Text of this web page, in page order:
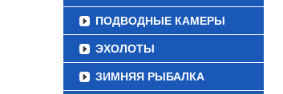
ПОДВОДНЫЕ КАМЕРЫ
ЭХОЛОТЫ
ЗИМНЯЯ РЫБАЛКА